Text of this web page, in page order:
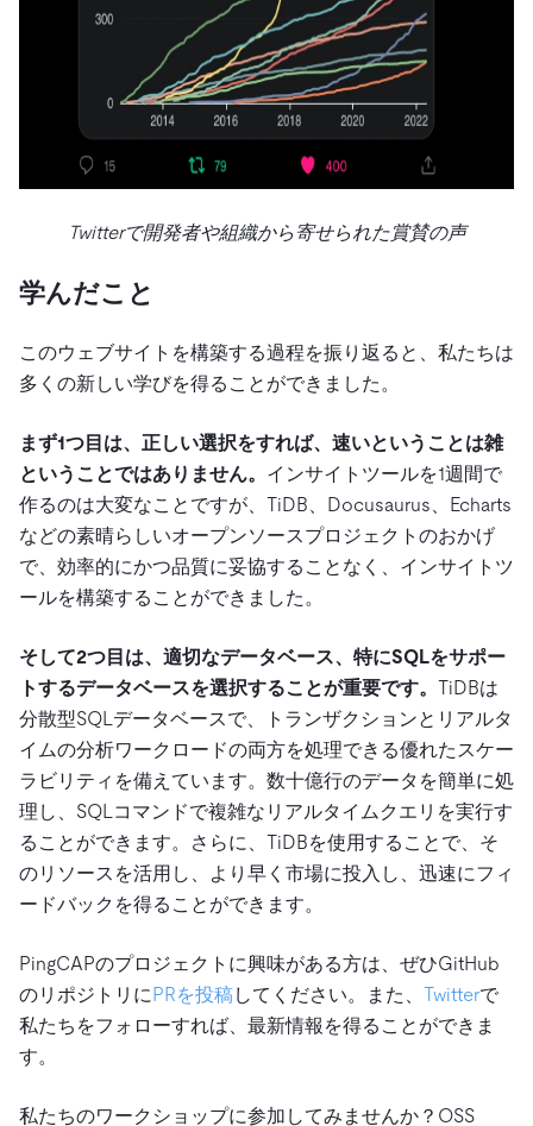
Twitterで開発者や組織から寄せられた賞賛の声
学んだこと
このウェブサイトを構築する過程を振り返ると、私たちは
多くの新しい学びを得ることができました。
まず1つ目は、正しい選択をすれば、速いということは雑
ということではありません。 インサイトツールを1週間で
作るのは大変なことですが、TiDB、Docusaurus、Echarts
などの素晴らしいオープンソースプロジェクトのおかげ
で、効率的にかつ品質に妥協することなく、インサイトツ
ールを構築することができました。
そして2つ目は、適切なデータベース、特にSQLをサポー
トするデータベースを選択することが重要です。 TiDBは
分散型SQLデータベースで、トランザクションとリアルタ
イムの分析ワークロードの両方を処理できる優れたスケー
ラビリティを備えています。数十億行のデータを簡単に処
理し、SQLコマンドで複雑なリアルタイムクエリを実行す
ることができます。さらに、TiDBを使用することで、そ
のリソースを活用し、より早く市場に投入し、迅速にフィ
ードバックを得ることができます。
PingCAPのプロジェクトに興味がある方は、ぜひGitHub
のリポジトリにPRを投稿してください。また、 Twitterで
私たちをフォローすれば、最新情報を得ることができま
す。
私たちのワークショップに参加してみませんか？OSS